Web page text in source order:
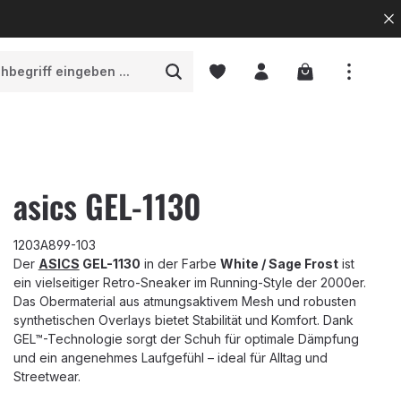
Warenkorb
asics GEL-1130
1203A899-103
Der ASICS GEL-1130 in der Farbe White / Sage Frostist
ein vielseitiger Retro-Sneaker im Running-Style der 2000er.
Das Obermaterial aus atmungsaktivem Mesh und robusten
synthetischen Overlays bietet Stabilität und Komfort. Dank
GEL™-Technologie sorgt der Schuh für optimale Dämpfung
und ein angenehmes Laufgefühl – ideal für Alltag und
Streetwear.